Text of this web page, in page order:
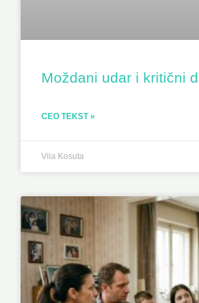
Moždani udar i kritični
CEO TEKST »
Vila Kosuta